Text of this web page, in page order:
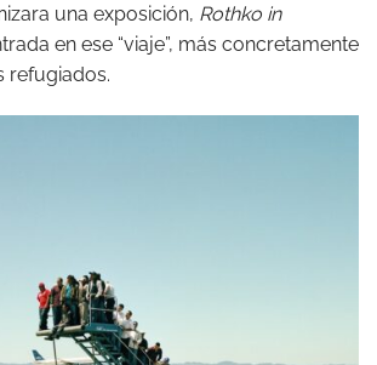
una exposición, Rothko in
en ese “viaje”, más concretamente
refugiados.